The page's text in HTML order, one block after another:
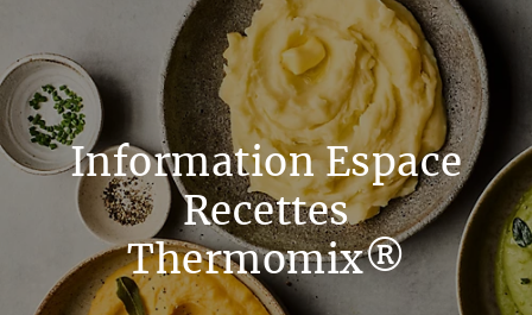
Information Espace
Recettes
Thermomix®